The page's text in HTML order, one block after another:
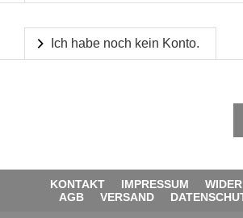
Ich habe noch kein Konto.
KONTAKT IMPRESSUM
AGB
VERSAND